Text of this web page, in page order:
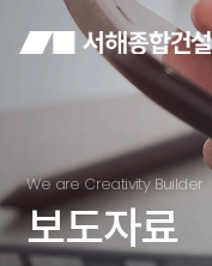
We are Creativity Builder
보도자료